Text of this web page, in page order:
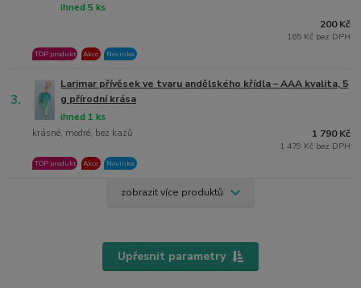
ihned 5 ks
TOP produkt Akce Novinka
200 Kč
165 Kč bez DPH
3.
Larimar přívěsek ve tvaru andělského křídla – AAA kvalita, 5
g přírodní krása
krásné, modré, bez kazů
ihned 1 ks
TOP produkt Akce Novinka
1 790 Kč
1 479 Kč bez DPH
zobrazit více produktů
Upřesnit parametry